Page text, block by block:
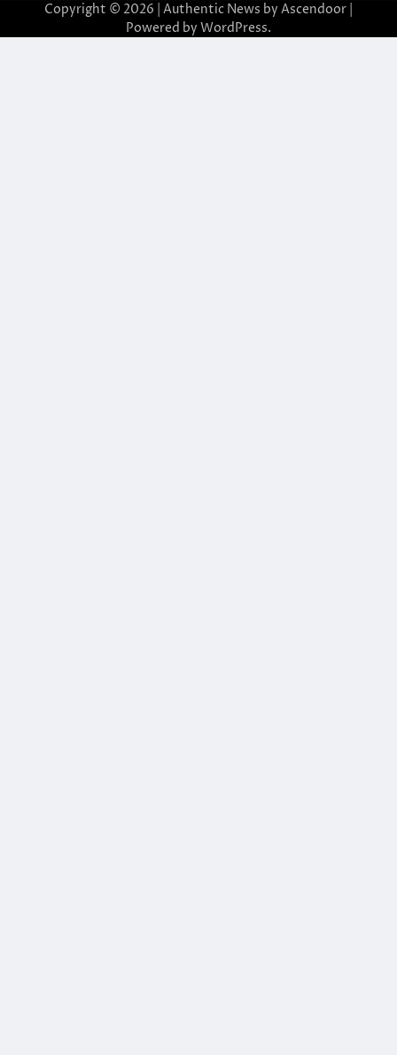
Copyright © 2026 | Authentic News by Ascendoor
Powered by WordPress.